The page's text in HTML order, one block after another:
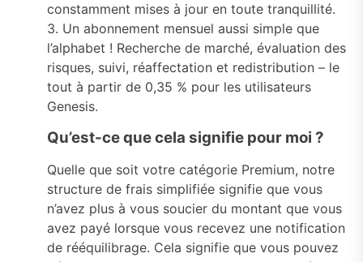
constamment mises à jour en toute tranquillité.
3. Un abonnement mensuel aussi simple que
l’alphabet ! Recherche de marché, évaluation des
risques, suivi, réaffectation et redistribution – le
tout à partir de 0,35 % pour les utilisateurs
Genesis.
Qu’est-ce que cela signifie pour moi ?
Quelle que soit votre catégorie Premium, notre
structure de frais simplifiée signifie que vous
n’avez plus à vous soucier du montant que vous
avez payé lorsque vous recevez une notification
de rééquilibrage. Cela signifie que vous pouvez